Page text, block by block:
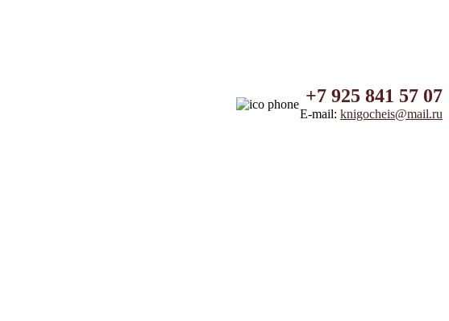
+7 925 841 57 07
E-mail: knigocheis@mail.ru